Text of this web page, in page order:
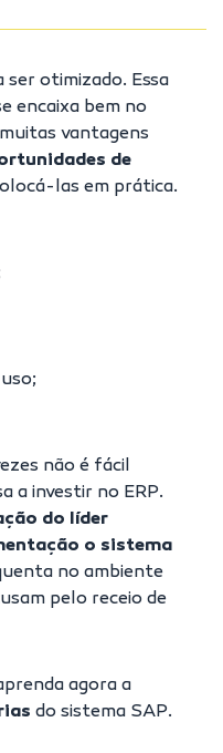
ser otimizado. Essa
encaixa bem no
vantagens
de
las em prática.
não é fácil
a investir no ERP.
do líder
o sistema
no ambiente
pelo receio de
agora a
do sistema SAP.